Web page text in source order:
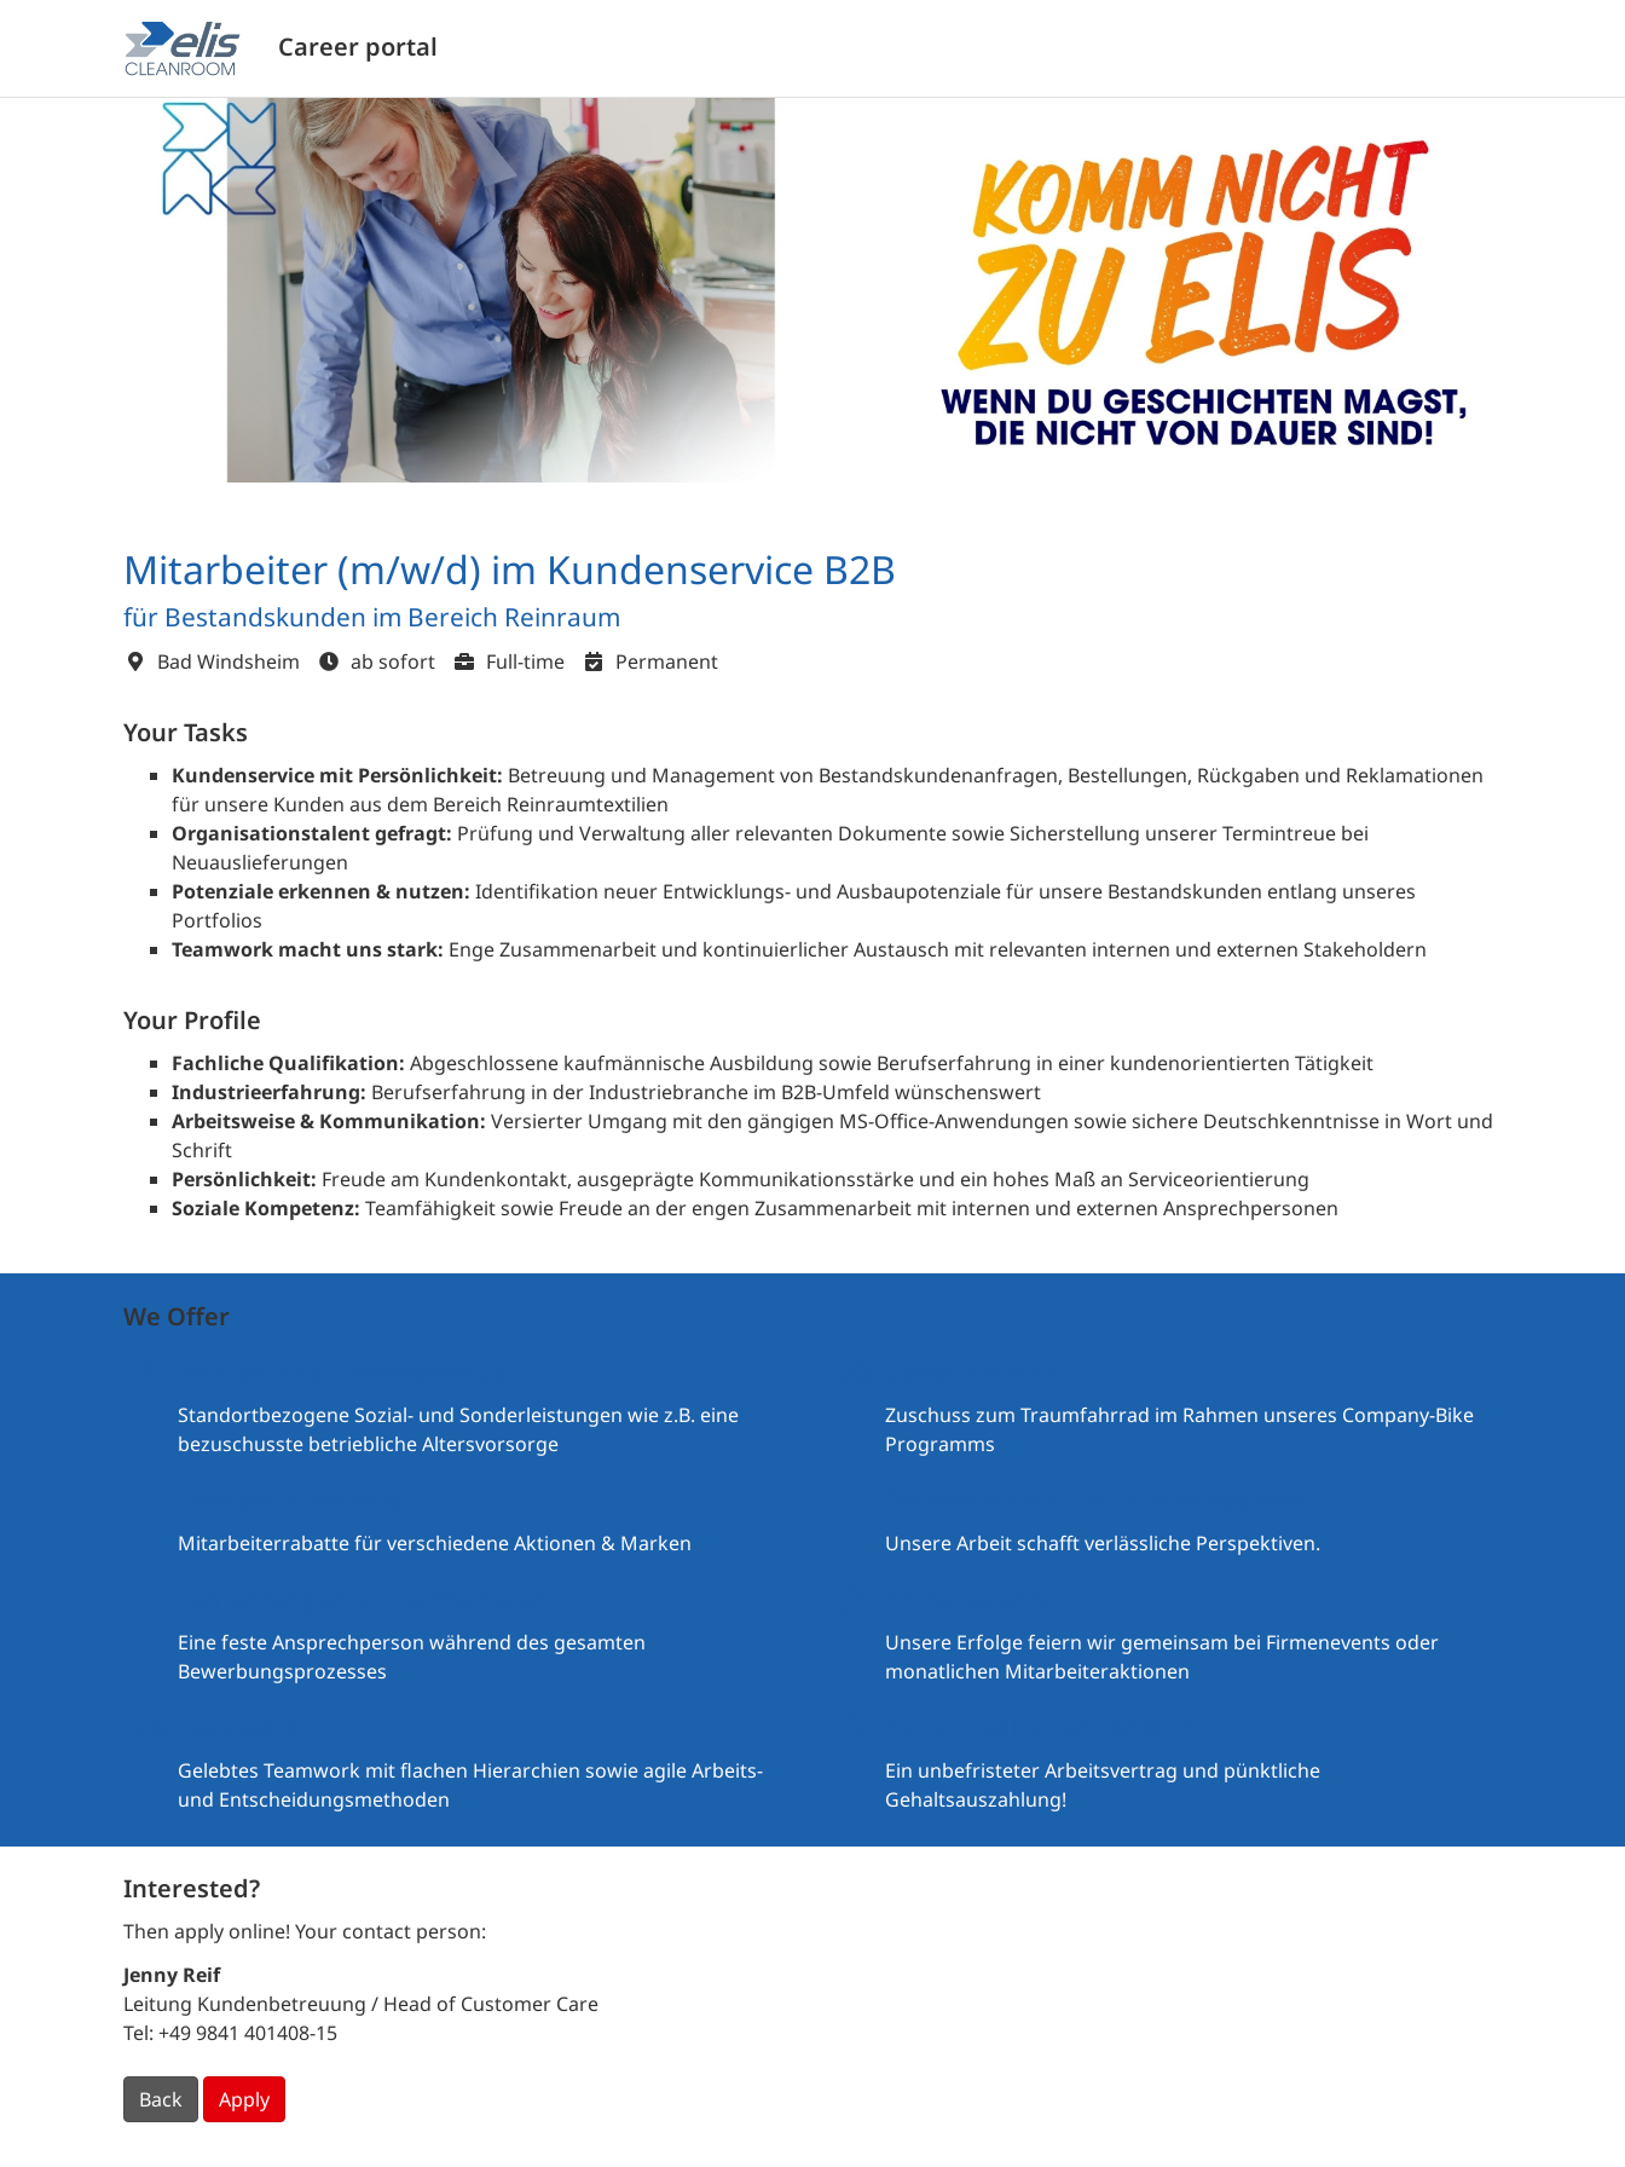
Career portal
Mitarbeiter (m/w/d) im Kundenservice B2B
für Bestandskunden im Bereich Reinraum
Bad Windsheim ab sofort Full-time Permanent
Your Tasks
Kundenservice mit Persönlichkeit: Betreuung und Management von Bestandskundenanfragen, Bestellungen, Rückgaben und Reklamationen
für unsere Kunden aus dem Bereich Reinraumtextilien
Organisationstalent gefragt: Prüfung und Verwaltung aller relevanten Dokumente sowie Sicherstellung unserer Termintreue bei
Neuauslieferungen
Potenziale erkennen & nutzen: Identifikation neuer Entwicklungs- und Ausbaupotenziale für unsere Bestandskunden entlang unseres
Portfolios
Teamwork macht uns stark: Enge Zusammenarbeit und kontinuierlicher Austausch mit relevanten internen und externen Stakeholdern
Your Profile
Fachliche Qualifikation: Abgeschlossene kaufmännische Ausbildung sowie Berufserfahrung in einer kundenorientierten Tätigkeit
Industrieerfahrung: Berufserfahrung in der Industriebranche im B2B‑Umfeld wünschenswert
Arbeitsweise & Kommunikation: Versierter Umgang mit den gängigen MS‑Office‑Anwendungen sowie sichere Deutschkenntnisse in Wort und
Schrift
Persönlichkeit: Freude am Kundenkontakt, ausgeprägte Kommunikationsstärke und ein hohes Maß an Serviceorientierung
Soziale Kompetenz: Teamfähigkeit sowie Freude an der engen Zusammenarbeit mit internen und externen Ansprechpersonen
We Offer
Standortbezogene Sozial- und Sonderleistungen wie z.B. eine
bezuschusste betriebliche Altersvorsorge
Zuschuss zum Traumfahrrad im Rahmen unseres Company-Bike
Programms
Mitarbeiterrabatte für verschiedene Aktionen & Marken Unsere Arbeit schafft verlässliche Perspektiven.
Eine feste Ansprechperson während des gesamten
Bewerbungsprozesses
Unsere Erfolge feiern wir gemeinsam bei Firmenevents oder
monatlichen Mitarbeiteraktionen
Gelebtes Teamwork mit flachen Hierarchien sowie agile Arbeits-
und Entscheidungsmethoden
Ein unbefristeter Arbeitsvertrag und pünktliche
Gehaltsauszahlung!
Interested?
Then apply online! Your contact person:
Jenny Reif
Leitung Kundenbetreuung / Head of Customer Care
Tel: +49 9841 401408-15
Back Apply